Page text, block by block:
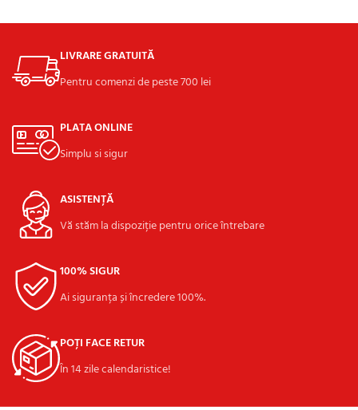
LIVRARE GRATUITĂ
Pentru comenzi de peste 700 lei
PLATA ONLINE
Simplu si sigur
ASISTENȚĂ
Vă stăm la dispoziție pentru orice întrebare
100% SIGUR
Ai siguranța și încredere 100%.
POȚI FACE RETUR
În 14 zile calendaristice!